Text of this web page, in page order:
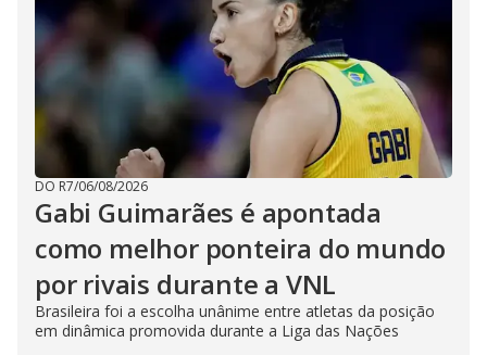
DO R7/06/08/2026
Gabi Guimarães é apontada
como melhor ponteira do mundo
por rivais durante a VNL
Brasileira foi a escolha unânime entre atletas da posição
em dinâmica promovida durante a Liga das Nações